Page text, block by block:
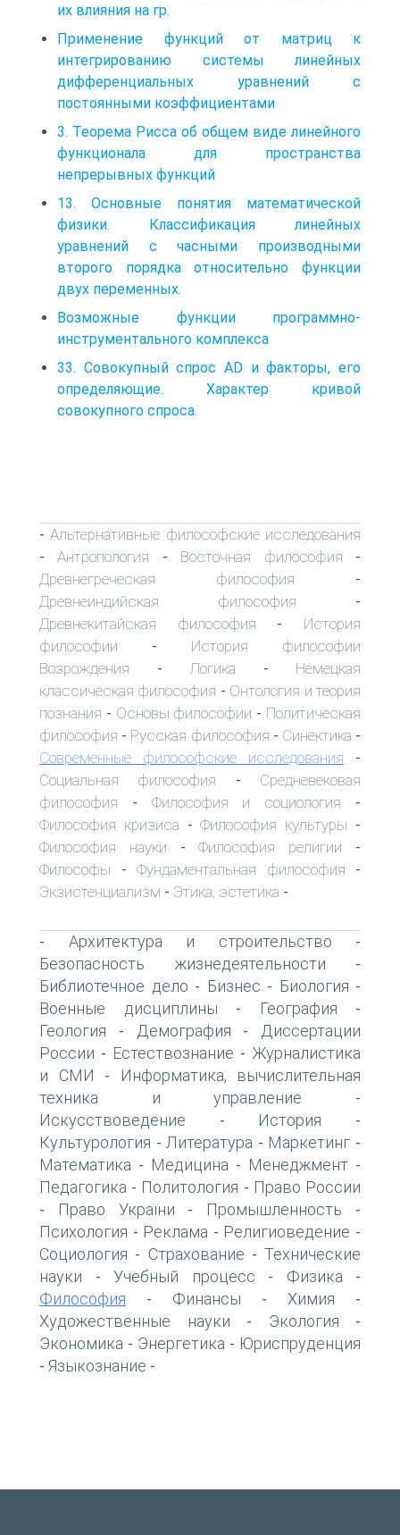
их влияния на гр.
Применение функций от матриц к
интегрированию системы линейных
дифференциальных уравнений с
постоянными коэффициентами
3. Теорема Рисса об общем виде линейного
функционала для пространства
непрерывных функций
13. Основные понятия математической
физики. Классификация линейных
уравнений с часными производными
второго порядка относительно функции
двух переменных.
Возможные функции программно-
инструментального комплекса
33. Совокупный спрос AD и факторы, его
определяющие. Характер кривой
совокупного спроса.
-Альтернативные философские исследования
-Антропология - Восточная философия -
Древнегреческая философия -
Древнеиндийская философия -
Древнекитайская философия - История
философии - История философии
Возрождения - Логика - Немецкая
классическая философия - Онтология и теория
познания - Основы философии - Политическая
философия - Русская философия - Синектика -
Современные философские исследования -
Социальная философия - Средневековая
философия - Философия и социология -
Философия кризиса -Философия культуры -
Философия науки -Философия религии -
Философы - Фундаментальная философия -
Экзистенциализм - Этика, эстетика -
- Архитектура и строительство -
Безопасность жизнедеятельности -
Библиотечное дело - Бизнес - Биология -
Военные дисциплины - География -
Геология - Демография -
Диссертации
России - Естествознание - Журналистика
и СМИ -
Информатика, вычислительная
техника и управление -
Искусствоведение - История -
Культурология - Литература - Маркетинг -
Математика - Медицина - Менеджмент -
Педагогика - Политология - Право России
- Право України - Промышленность -
Психология - Реклама - Религиоведение -
Социология - Страхование - Технические
науки - Учебный процесс - Физика -
Философия - Финансы - Химия -
Художественные науки - Экология -
Экономика - Энергетика - Юриспруденция
- Языкознание -